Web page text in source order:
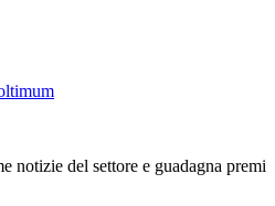
notizie del settore e guadagna premi